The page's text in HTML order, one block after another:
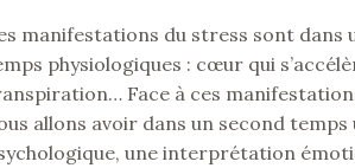
manifestations du stress sont dans
physiologiques : cœur qui
Face à ces
allons avoir dans un second temps
une interprétation